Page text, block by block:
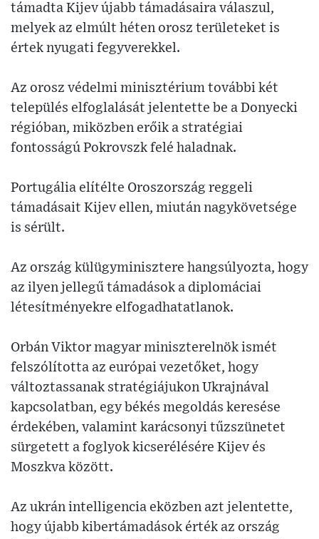
támadta Kijev újabb támadásaira válaszul,
melyek az elmúlt héten orosz területeket is
értek nyugati fegyverekkel.
Az orosz védelmi minisztérium további két
település elfoglalását jelentette be a Donyecki
régióban, miközben erőik a stratégiai
fontosságú Pokrovszk felé haladnak.
Portugália elítélte Oroszország reggeli
támadásait Kijev ellen, miután nagykövetsége
is sérült.
Az ország külügyminisztere hangsúlyozta, hogy
az ilyen jellegű támadások a diplomáciai
létesítményekre elfogadhatatlanok.
Orbán Viktor magyar miniszterelnök ismét
felszólította az európai vezetőket, hogy
változtassanak stratégiájukon Ukrajnával
kapcsolatban, egy békés megoldás keresése
érdekében, valamint karácsonyi tűzszünetet
sürgetett a foglyok kicserélésére Kijev és
Moszkva között.
Az ukrán intelligencia eközben azt jelentette,
hogy újabb kibertámadások érték az ország